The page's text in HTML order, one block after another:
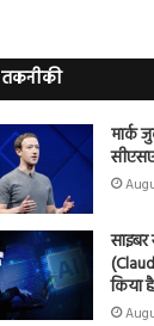
तकनीकी
मार्क
किया